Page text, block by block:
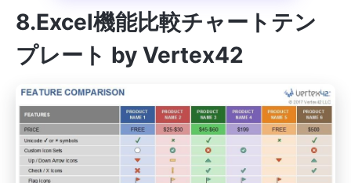
8.Excel機能比較チャートテン
プレート by Vertex42